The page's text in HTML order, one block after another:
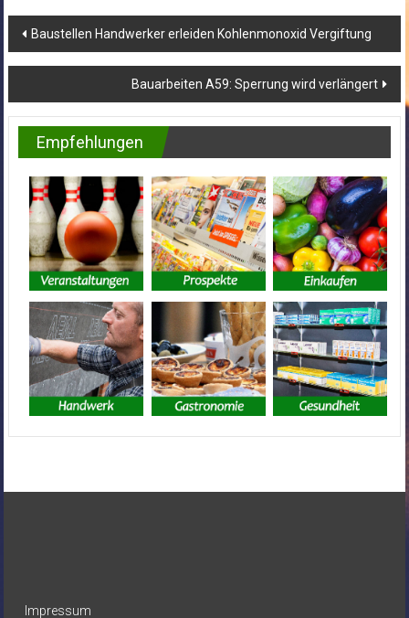
Beitragsnavigation
Baustellen Handwerker erleiden Kohlenmonoxid Vergiftung
Bauarbeiten A59: Sperrung wird verlängert
Empfehlungen
Impressum